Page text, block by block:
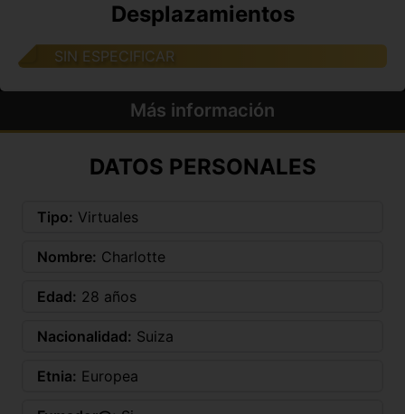
Desplazamientos
SIN ESPECIFICAR
Más información
DATOS PERSONALES
Tipo: Virtuales
Nombre: Charlotte
Edad: 28 años
Nacionalidad: Suiza
Etnia: Europea